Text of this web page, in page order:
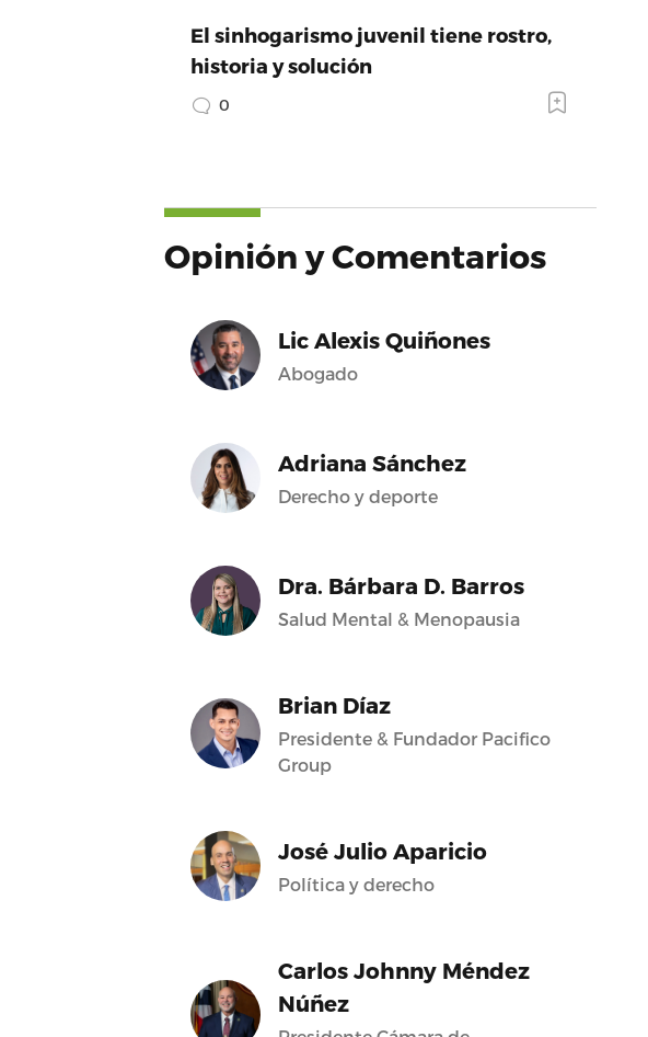
El sinhogarismo juvenil tiene rostro,
historia y solución
0
Opinión y Comentarios
Lic Alexis Quiñones
Abogado
Adriana Sánchez
Derecho y deporte
Dra. Bárbara D. Barros
Salud Mental & Menopausia
Brian Díaz
Presidente & Fundador Pacifico
Group
José Julio Aparicio
Política y derecho
Carlos Johnny Méndez
Núñez